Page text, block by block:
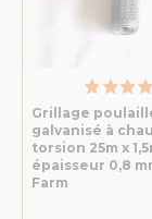
Grillage
galvanisé à
torsion 25m x
épaisseur 0,8
Farm